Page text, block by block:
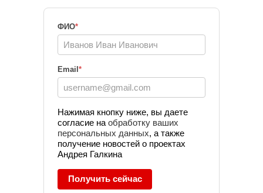
Личное
Нетворкинг
Позиционировани
Продажи и
переговоры
Реклама
Реферальный
маркетинг
Социальные сети
Стратегия
маркетинга Тайм-
Управление
ФИО*
Email *
Нажимая кнопку ниже, вы даете
согласие на обработку ваших
персональных данных, а также
получение новостей о проектах
Андрея Галкина
Получить сейчас